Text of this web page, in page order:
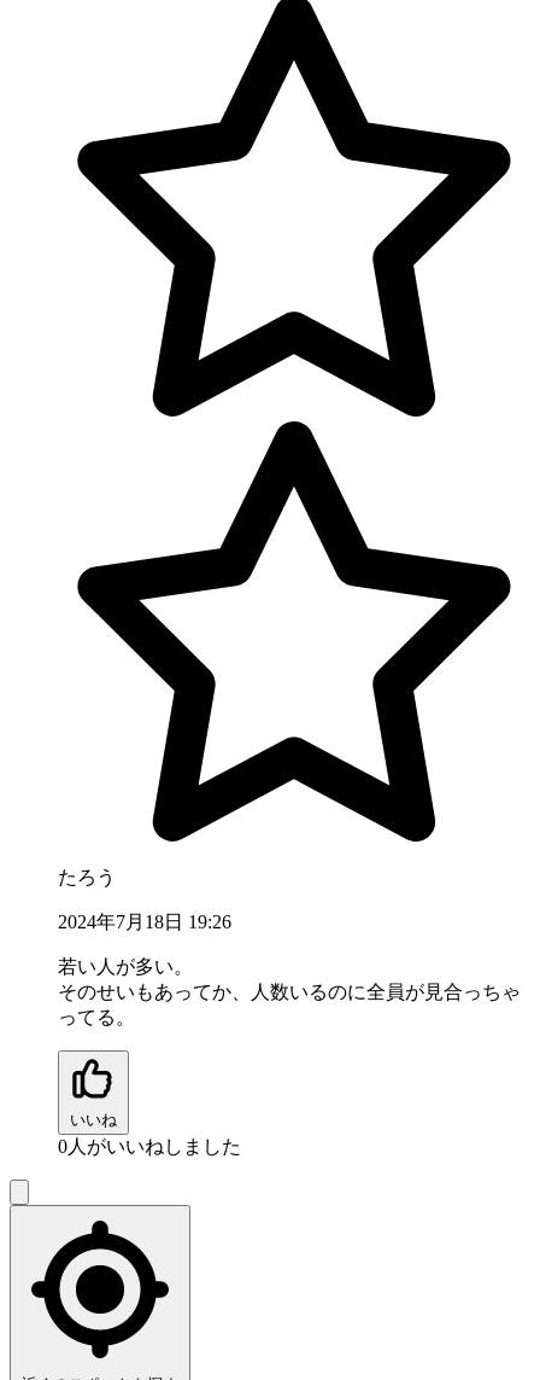
たろう
2024年7月18日 19:26
若い人が多い。
そのせいもあってか、人数いるのに全員が見合っちゃ
ってる。
いいね
0人がいいねしました